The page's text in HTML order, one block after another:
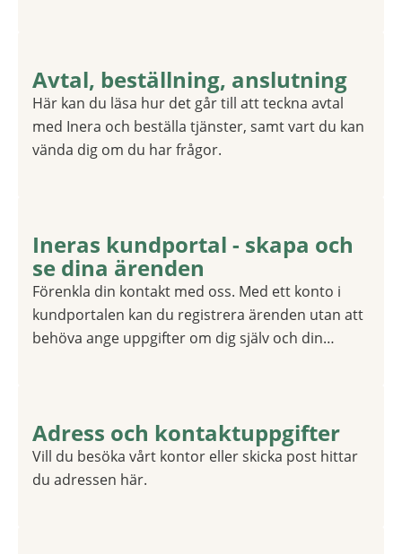
1 av 1
Avtal, beställning, anslutning
Här kan du läsa hur det går till att teckna avtal
med Inera och beställa tjänster, samt vart du kan
vända dig om du har frågor.
1 av 1
Ineras kundportal - skapa och
se dina ärenden
Förenkla din kontakt med oss. Med ett konto i
kundportalen kan du registrera ärenden utan att
behöva ange uppgifter om dig själv och din
tjänster, anmäla fel och lämna
förbättringsförslag. Du kan också göra
beställningar om du har behörighet för det.
1 av 1
Adress och kontaktuppgifter
Vill du besöka vårt kontor eller skicka post hittar
du adressen här.